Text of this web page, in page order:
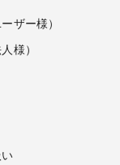
ザー様）
様）